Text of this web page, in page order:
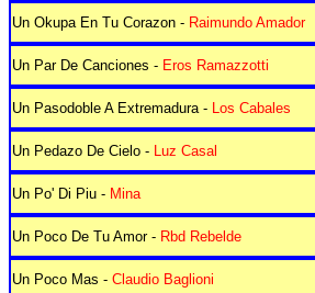
Un Okupa En Tu Corazon - Raimundo Amador
Un Par De Canciones - Eros Ramazzotti
Un Pasodoble A Extremadura - Los Cabales
Un Pedazo De Cielo - Luz Casal
Un Po' Di Piu - Mina
Un Poco De Tu Amor - Rbd Rebelde
Un Poco Mas - Claudio Baglioni